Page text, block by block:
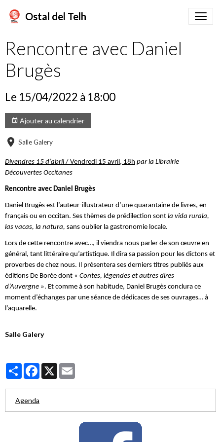
Ostal del Telh
Rencontre avec Daniel
Brugès
Le 15/04/2022 à 18:00
Ajouter au calendrier
Salle Galery
Divendres 15 d’abril / Vendredi 15 avril, 18h par la Librairie
Découvertes Occitanes
Rencontre avec Daniel Brugès
Daniel Brugès est l’auteur-illustrateur d’une quarantaine de livres, en
français ou en occitan. Ses thèmes de prédilection sont la vida rurala,
las vacas, la natura, sans oublier la gastronomie locale.
Lors de cette rencontre avec…, il viendra nous parler de son œuvre en
général, tant littéraire qu’artistique. Il dira sa passion pour les dictons et
proverbes de chez nous. Il présentera ses derniers titres publiés aux
éditions De Borée dont « Contes, légendes et autres dires
d’Auvergne ». Et comme à son habitude, Daniel Brugès conclura ce
moment d’échanges par une séance de dédicaces de ses ouvrages… à
l’aquarelle.
Salle Galery
PartagerFacebook
X
Agenda